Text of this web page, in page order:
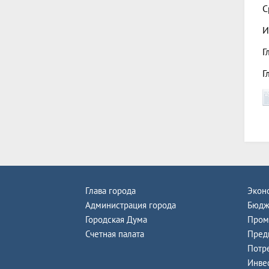
Глава города
Администрация города
Городская Дума
Счетная палата